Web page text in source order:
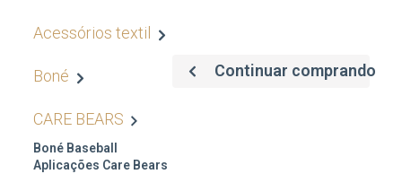
Acessórios textil
Boné
CARE BEARS
Boné Baseball
Aplicações Care Bears
Continuar comprando